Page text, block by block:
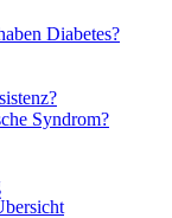
Diabetes?
Syndrom?